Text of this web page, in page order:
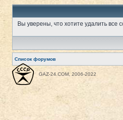
Вы уверены, что хотите удалить
Список форумов
GAZ-24.COM, 2006-2022